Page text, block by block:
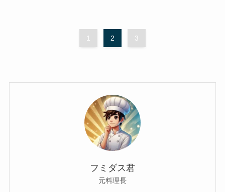
1 2 3
フミダス君
元料理長